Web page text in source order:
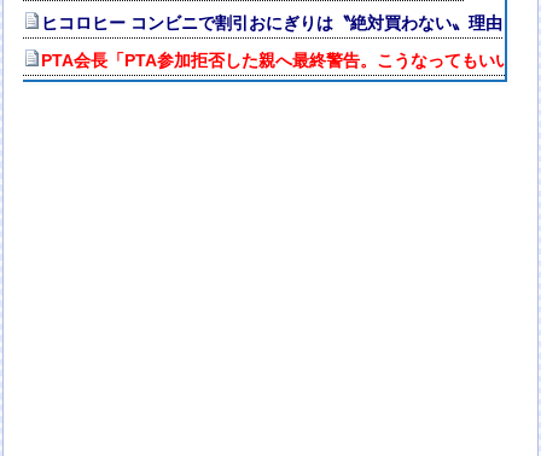
ヒコロヒー コンビニで割引おにぎりは〝絶対買わない〟理由
PTA会長「PTA参加拒否した親へ最終警告。こうなってもいい？